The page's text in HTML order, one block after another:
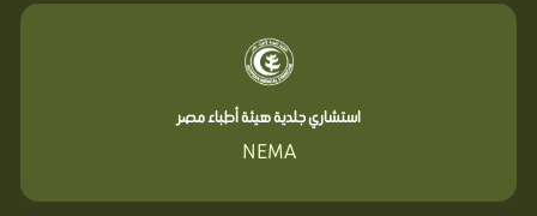
استشاري جلدية هيئة أطباء مصر
NEMA